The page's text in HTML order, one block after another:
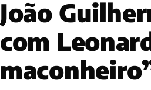
João
com